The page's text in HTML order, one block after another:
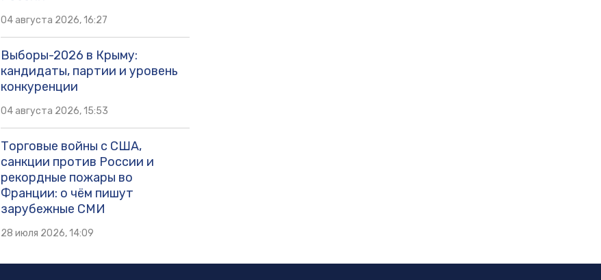
04 августа 2026, 16:27
Выборы-2026 в Крыму:
кандидаты, партии и уровень
конкуренции
04 августа 2026, 15:53
Торговые войны с США,
санкции против России и
рекордные пожары во
Франции: о чём пишут
зарубежные СМИ
28 июля 2026, 14:09